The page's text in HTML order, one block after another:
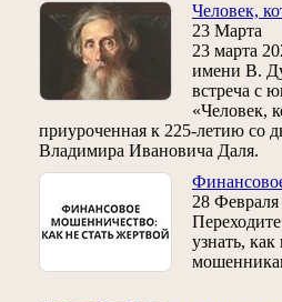
Человек,
23 Марта
23 марта
имени В.
встреча с
«Человек,
приуроченная к 225‑летию со
Владимира Ивановича Даля.
28 Февраля
узнать, как